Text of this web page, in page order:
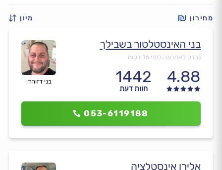
מחירון מיון
בני דזוהדי
בני האינסטלטור בשבילך
נבדק לאחרונה לפני 16 דקות
4.88
1442
חוות דעת
053-6119188
אלירן אינסטלציה